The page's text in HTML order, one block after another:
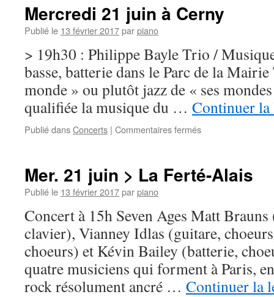
>
Ecole
Mercredi 21 juin à Cerny
Publié le 13 février 2017parpiano
> 19h30 : Philippe Bayle Trio /
basse, batterie dans le Parc de la
monde » ou plutôt jazz de « ses
qualifiée la musique du … Continuer
Publié dansConcerts | Commentaires ferméssur
à
Mer. 21 juin > La Ferté-Alais
Publié le 13 février 2017parpiano
Concert à 15h Seven Ages Matt
clavier), Vianney Idlas (guitare,
choeurs) et Kévin Bailey (batterie,
quatre musiciens qui forment à Paris,
rock résolument ancré … Continuer la